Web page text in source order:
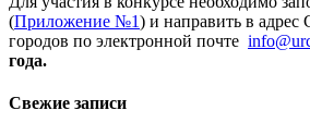
(Приложение №1) и направить в адрес
городов по электронной почте
года.
Свежие записи